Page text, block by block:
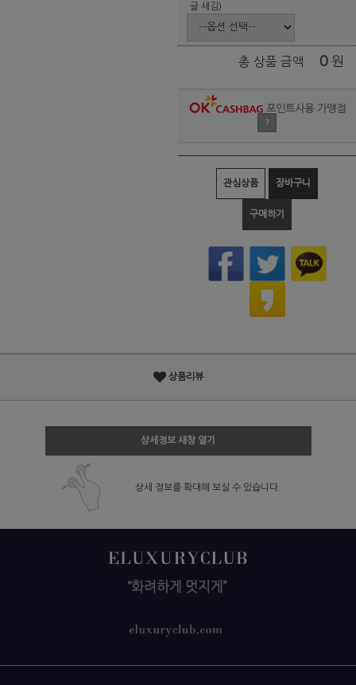
글 새김)
총 상품 금액 0 원
포인트사용 가맹점
?
관심상품 장바구니
구매하기
상품리뷰
상세정보 새창 열기
상세 정보를 확대해 보실 수 있습니다.